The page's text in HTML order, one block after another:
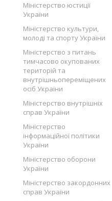
Міністерство юстиції
України
Міністерство культури,
молоді та спорту України
Міністерство з питань
тимчасово окупованих
територій та
внутрішньопереміщених
осіб України
Міністерство внутрішніх
справ України
Міністерство
інформаційної політики
України
Міністерство оборони
України
Міністерство закордонних
справ України